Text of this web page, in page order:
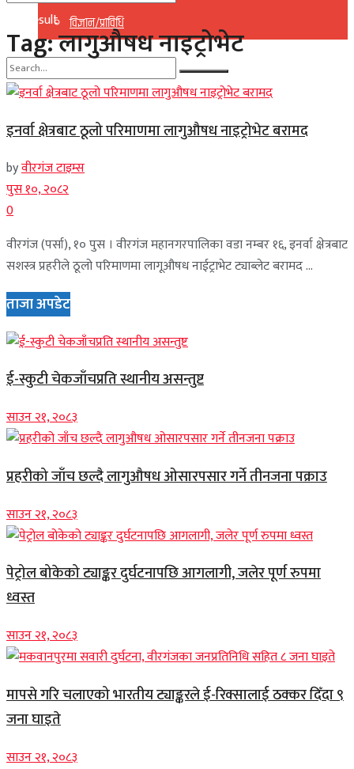
विज्ञान/प्राविधि
No Result
View All Result
No Result
View All Result
Tag:लागुऔषध नाइट्रोभेट
इनर्वा क्षेत्रबाट ठूलो परिमाणमा लागुऔषध नाइट्रोभेट बरामद
byवीरगंज टाइम्स
पुस १०, २०८२
0
वीरगंज (पर्सा), १० पुस । वीरगंज महानगरपालिका वडा नम्बर १६, इनर्वा क्षेत्रबाट
सशस्त्र प्रहरीले ठूलो परिमाणमा लागूऔषध नाईट्राभेट ट्याब्लेट बरामद ...
ताजा अपडेट
ई-स्कुटी चेकजाँचप्रति स्थानीय असन्तुष्ट
साउन २१, २०८३
प्रहरीको जाँच छल्दै लागुऔषध ओसारपसार गर्ने तीनजना पक्राउ
साउन २१, २०८३
पेट्रोल बोकेको ट्याङ्कर दुर्घटनापछि आगलागी, जलेर पूर्ण रुपमा
ध्वस्त
साउन २१, २०८३
मापसे गरि चलाएको भारतीय ट्याङ्करले ई-रिक्सालाई ठक्कर दिँदा ९
जना घाइते
साउन २१, २०८३